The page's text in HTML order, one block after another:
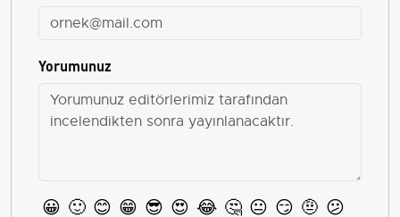
Yorumunuz
😀 🙂 😊 😁 😎 😍 😂 🤔 😐 😏 🤨 😕